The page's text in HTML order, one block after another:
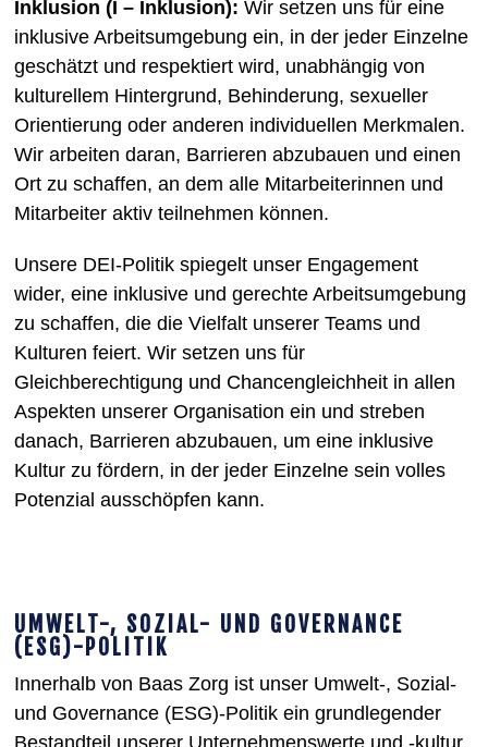
Inklusion (I – Inklusion): Wir setzen uns für eine
inklusive Arbeitsumgebung ein, in der jeder Einzelne
geschätzt und respektiert wird, unabhängig von
kulturellem Hintergrund, Behinderung, sexueller
Orientierung oder anderen individuellen Merkmalen.
Wir arbeiten daran, Barrieren abzubauen und einen
Ort zu schaffen, an dem alle Mitarbeiterinnen und
Mitarbeiter aktiv teilnehmen können.
Unsere DEI-Politik spiegelt unser Engagement
wider, eine inklusive und gerechte Arbeitsumgebung
zu schaffen, die die Vielfalt unserer Teams und
Kulturen feiert. Wir setzen uns für
Gleichberechtigung und Chancengleichheit in allen
Aspekten unserer Organisation ein und streben
danach, Barrieren abzubauen, um eine inklusive
Kultur zu fördern, in der jeder Einzelne sein volles
Potenzial ausschöpfen kann.
UMWELT-, SOZIAL- UND GOVERNANCE
(ESG)-POLITIK
Innerhalb von Baas Zorg ist unser Umwelt-, Sozial-
und Governance (ESG)-Politik ein grundlegender